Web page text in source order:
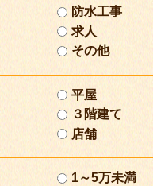
防水工事
求人
その他
平屋
３階建て
店舗
1～5万未満